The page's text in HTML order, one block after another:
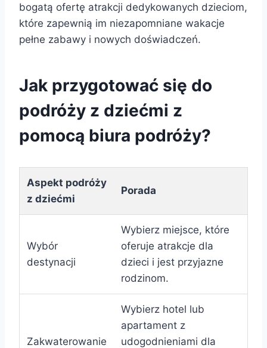
bogatą ofertę atrakcji dedykowanych dzieciom,
które zapewnią im niezapomniane wakacje
pełne zabawy i nowych doświadczeń.
Jak przygotować się do
podróży z dziećmi z
pomocą biura podróży?
Aspekt podróży
z dziećmi
Porada
Wybór
destynacji
Wybierz miejsce, które
oferuje atrakcje dla
dzieci i jest przyjazne
rodzinom.
Zakwaterowanie
Wybierz hotel lub
apartament z
udogodnieniami dla